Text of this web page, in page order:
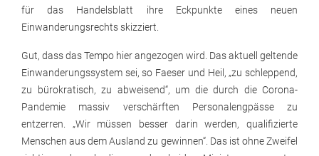
für das Handelsblatt ihre Eckpunkte eines neuen
Einwanderungsrechts skizziert.
Gut, dass das Tempo hier angezogen wird. Das aktuell geltende
Einwanderungssystem sei, so Faeser und Heil, „zu schleppend,
zu bürokratisch, zu abweisend“, um die durch die Corona-
Pandemie massiv verschärften Personalengpässe zu
entzerren. „Wir müssen besser darin werden, qualifizierte
Menschen aus dem Ausland zu gewinnen“. Das ist ohne Zweifel